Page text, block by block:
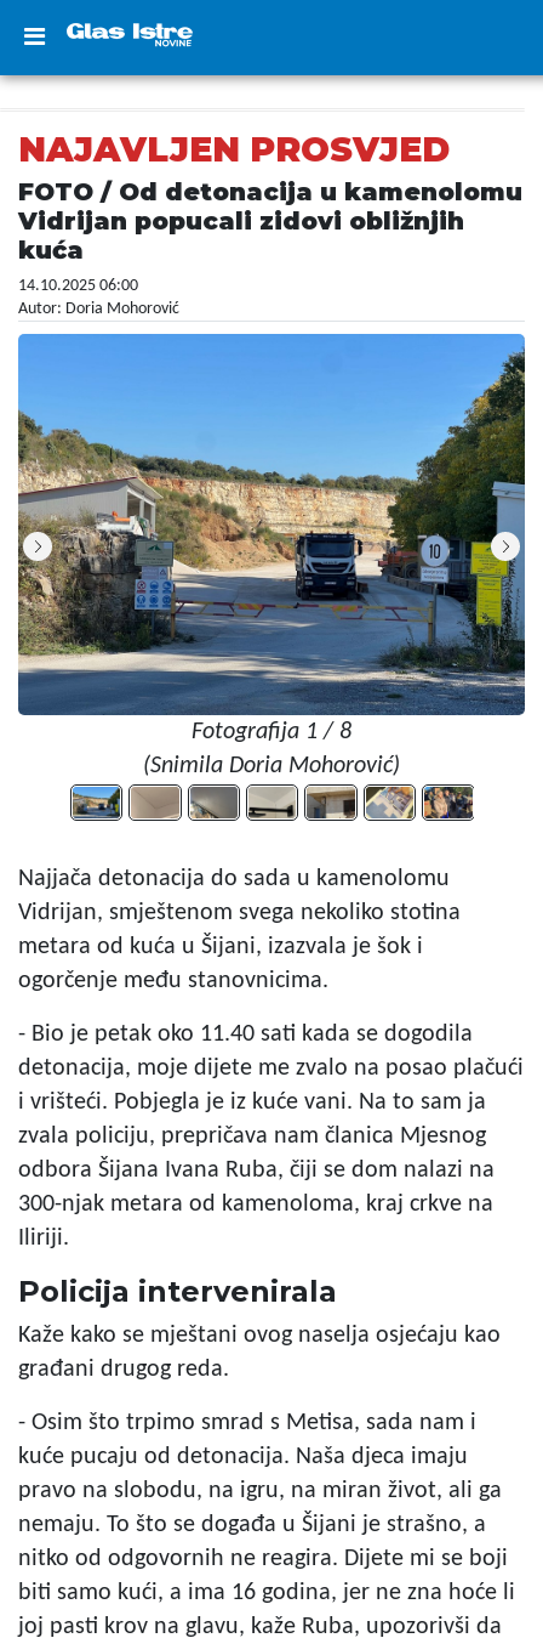
NAJAVLJEN PROSVJED
FOTO / Od detonacija u kamenolomu
Vidrijan popucali zidovi obližnjih
kuća
14.10.2025 06:00
Autor: Doria Mohorović
Fotografija 1 / 8
(Snimila Doria Mohorović)
Najjača detonacija do sada u kamenolomu
Vidrijan, smještenom svega nekoliko stotina
metara od kuća u Šijani, izazvala je šok i
ogorčenje među stanovnicima.
- Bio je petak oko 11.40 sati kada se dogodila
detonacija, moje dijete me zvalo na posao plačući
i vrišteći. Pobjegla je iz kuće vani. Na to sam ja
zvala policiju, prepričava nam članica Mjesnog
odbora Šijana Ivana Ruba, čiji se dom nalazi na
300-njak metara od kamenoloma, kraj crkve na
Iliriji.
Policija intervenirala
Kaže kako se mještani ovog naselja osjećaju kao
građani drugog reda.
- Osim što trpimo smrad s Metisa, sada nam i
kuće pucaju od detonacija. Naša djeca imaju
pravo na slobodu, na igru, na miran život, ali ga
nemaju. To što se događa u Šijani je strašno, a
nitko od odgovornih ne reagira. Dijete mi se boji
biti samo kući, a ima 16 godina, jer ne zna hoće li
joj pasti krov na glavu, kaže Ruba, upozorivši da